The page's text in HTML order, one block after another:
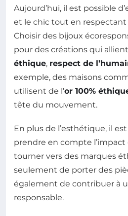
Aujourd’hui, il est possible
et le chic tout en respectant
Choisir des bijoux
pour des créations qui allient
éthique, respect de
exemple, des maisons
utilisent de l’or 100%
tête du mouvement.
En plus de l’esthétique, il
prendre en compte l’impact
tourner vers des marques
seulement de porter des
également de contribuer à
responsable.